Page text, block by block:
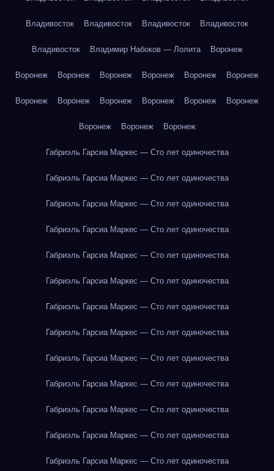
Владивосток Владивосток Владивосток Владивосток
Владивосток Владимир Набоков — Лолита Воронеж
Воронеж Воронеж Воронеж Воронеж Воронеж Воронеж
Воронеж Воронеж Воронеж Воронеж Воронеж Воронеж
Воронеж Воронеж Воронеж
Габриэль Гарсиа Маркес — Сто лет одиночества
Габриэль Гарсиа Маркес — Сто лет одиночества
Габриэль Гарсиа Маркес — Сто лет одиночества
Габриэль Гарсиа Маркес — Сто лет одиночества
Габриэль Гарсиа Маркес — Сто лет одиночества
Габриэль Гарсиа Маркес — Сто лет одиночества
Габриэль Гарсиа Маркес — Сто лет одиночества
Габриэль Гарсиа Маркес — Сто лет одиночества
Габриэль Гарсиа Маркес — Сто лет одиночества
Габриэль Гарсиа Маркес — Сто лет одиночества
Габриэль Гарсиа Маркес — Сто лет одиночества
Габриэль Гарсиа Маркес — Сто лет одиночества
Габриэль Гарсиа Маркес — Сто лет одиночества